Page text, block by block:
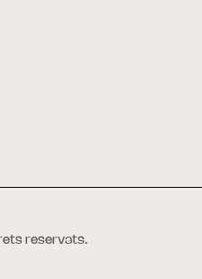
reservats.